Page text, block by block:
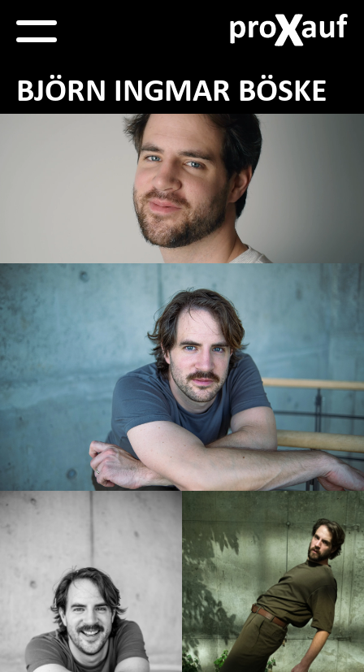
überspringen
BJÖRN INGMAR BÖSKE